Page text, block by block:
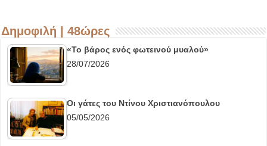
Δημοφιλή | 48ώρες
«Το βάρος ενός φωτεινού μυαλού»
28/07/2026
Οι γάτες του Ντίνου Χριστιανόπουλου
05/05/2026